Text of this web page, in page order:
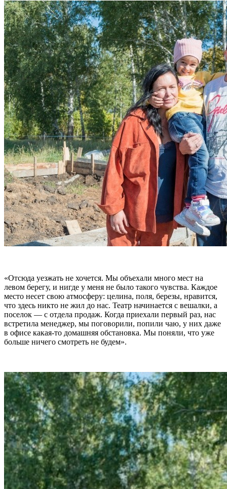
«Отсюда уезжать не хочется. Мы объехали много мест на
левом берегу, и нигде у меня не было такого чувства. Каждое
место несет свою атмосферу: целина, поля, березы, нравится,
что здесь никто не жил до нас. Театр начинается с вешалки, а
поселок — с отдела продаж. Когда приехали первый раз, нас
встретила менеджер, мы поговорили, попили чаю, у них даже
в офисе какая-то домашняя обстановка. Мы поняли, что уже
больше ничего смотреть не будем».